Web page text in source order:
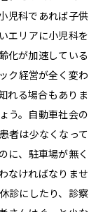
児科であれば子供
エリアに小児科を
化が加速している
ク経営が全く変わ
れる場合もありま
う。自動車社会の
者は少なくなって
に、駐車場が無く
なければなりませ
診にしたり、診察